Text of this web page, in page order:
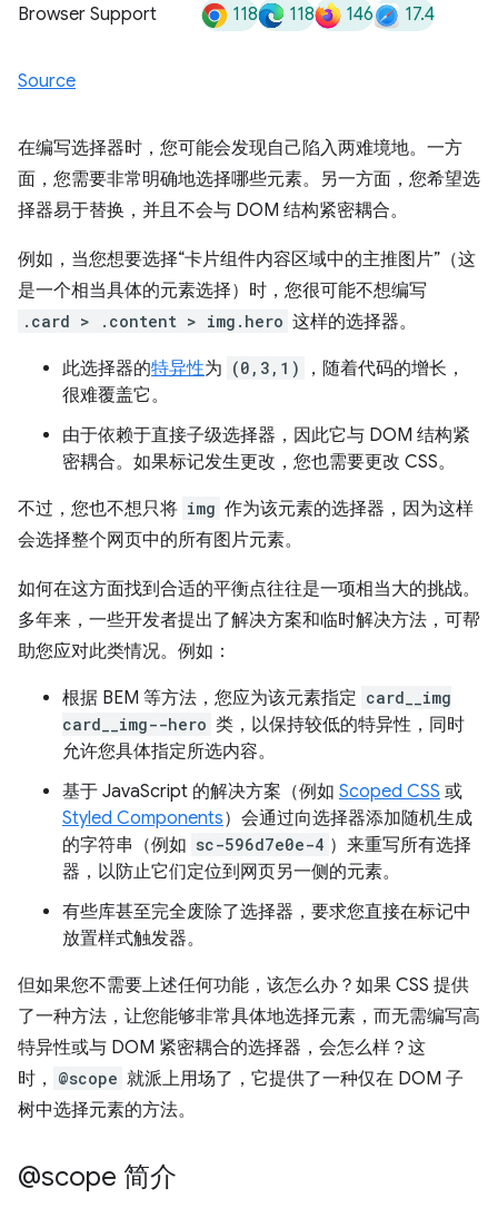
Browser Support 118 118 146 17.4
Source
在编写选择器时，您可能会发现自己陷入两难境地。一方
面，您需要非常明确地选择哪些元素。另一方面，您希望选
择器易于替换，并且不会与 DOM 结构紧密耦合。
例如，当您想要选择“卡片组件内容区域中的主推图片”（这
是一个相当具体的元素选择）时，您很可能不想编写
.card > .content > img.hero 这样的选择器。
此选择器的特异性为 (0,3,1)
，随着代码的增长，
很难覆盖它。
由于依赖于直接子级选择器，因此它与 DOM 结构紧
密耦合。如果标记发生更改，您也需要更改 CSS。
不过，您也不想只将 img 作为该元素的选择器，因为这样
会选择整个网页中的所有图片元素。
如何在这方面找到合适的平衡点往往是一项相当大的挑战。
多年来，一些开发者提出了解决方案和临时解决方法，可帮
助您应对此类情况。例如：
根据 BEM 等方法，您应为该元素指定 card__img
card__img--hero 类，以保持较低的特异性，同时
允许您具体指定所选内容。
基于 JavaScript 的解决方案（例如 Scoped CSS 或
Styled Components）会通过向选择器添加随机生成
的字符串（例如 sc-596d7e0e-4 ）来重写所有选择
器，以防止它们定位到网页另一侧的元素。
有些库甚至完全废除了选择器，要求您直接在标记中
放置样式触发器。
但如果您不需要上述任何功能，该怎么办？如果 CSS 提供
了一种方法，让您能够非常具体地选择元素，而无需编写高
特异性或与 DOM 紧密耦合的选择器，会怎么样？这
时，
@scope 就派上用场了，它提供了一种仅在 DOM 子
树中选择元素的方法。
@scope 简介